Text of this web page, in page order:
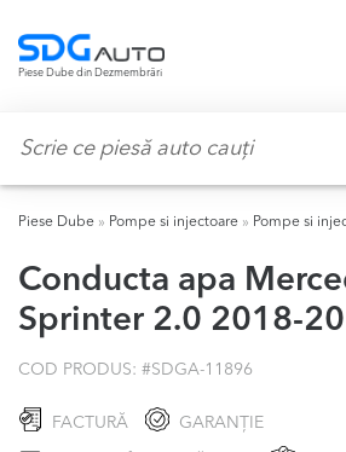
navigation
content
Piese Dube din Dezmembrări
Piese Dube » Pompe si injectoare » Pompe si
Conducta apa
Sprinter 2.0 2018-
COD PRODUS: #SDGA-11896
FACTURĂ GARANȚIE